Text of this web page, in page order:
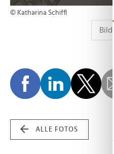
© Katharina Schiffl
ALLE FOTOS